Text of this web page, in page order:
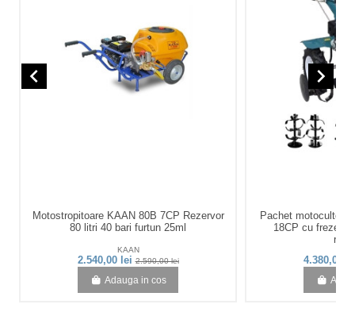
Motostropitoare KAAN 80B 7CP Rezervor
80 litri 40 bari furtun 25ml
KAAN
2.540,00 lei2.590,00 lei
Adauga in cos
Pachet motocultor
18CP cu freze,
4.380,00
navigate_before navigate_next